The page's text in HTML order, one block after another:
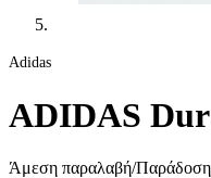
Adidas
ADIDAS
Άμεση παραλαβή/Παράδοση